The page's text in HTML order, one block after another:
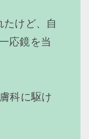
けど、自
応鏡を当
科に駆け